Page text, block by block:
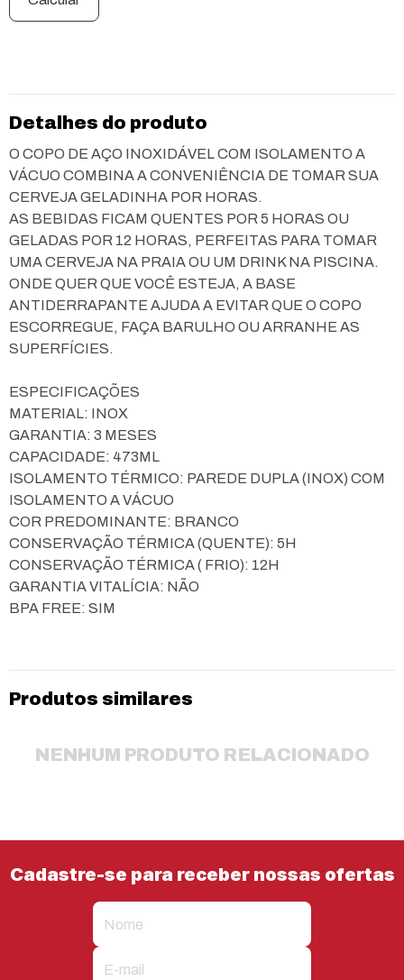
Detalhes do produto
O COPO DE AÇO INOXIDÁVEL COM ISOLAMENTO A
VÁCUO COMBINA A CONVENIÊNCIA DE TOMAR SUA
CERVEJA GELADINHA POR HORAS.
AS BEBIDAS FICAM QUENTES POR 5 HORAS OU
GELADAS POR 12 HORAS, PERFEITAS PARA TOMAR
UMA CERVEJA NA PRAIA OU UM DRINK NA PISCINA.
ONDE QUER QUE VOCÊ ESTEJA, A BASE
ANTIDERRAPANTE AJUDA A EVITAR QUE O COPO
ESCORREGUE, FAÇA BARULHO OU ARRANHE AS
SUPERFÍCIES.
ESPECIFICAÇÕES
MATERIAL: INOX
GARANTIA: 3 MESES
CAPACIDADE: 473ML
ISOLAMENTO TÉRMICO: PAREDE DUPLA (INOX) COM
ISOLAMENTO A VÁCUO
COR PREDOMINANTE: BRANCO
CONSERVAÇÃO TÉRMICA (QUENTE): 5H
CONSERVAÇÃO TÉRMICA ( FRIO): 12H
GARANTIA VITALÍCIA: NÃO
BPA FREE: SIM
Produtos similares
NENHUM PRODUTO RELACIONADO
Cadastre-se para receber nossas ofertas